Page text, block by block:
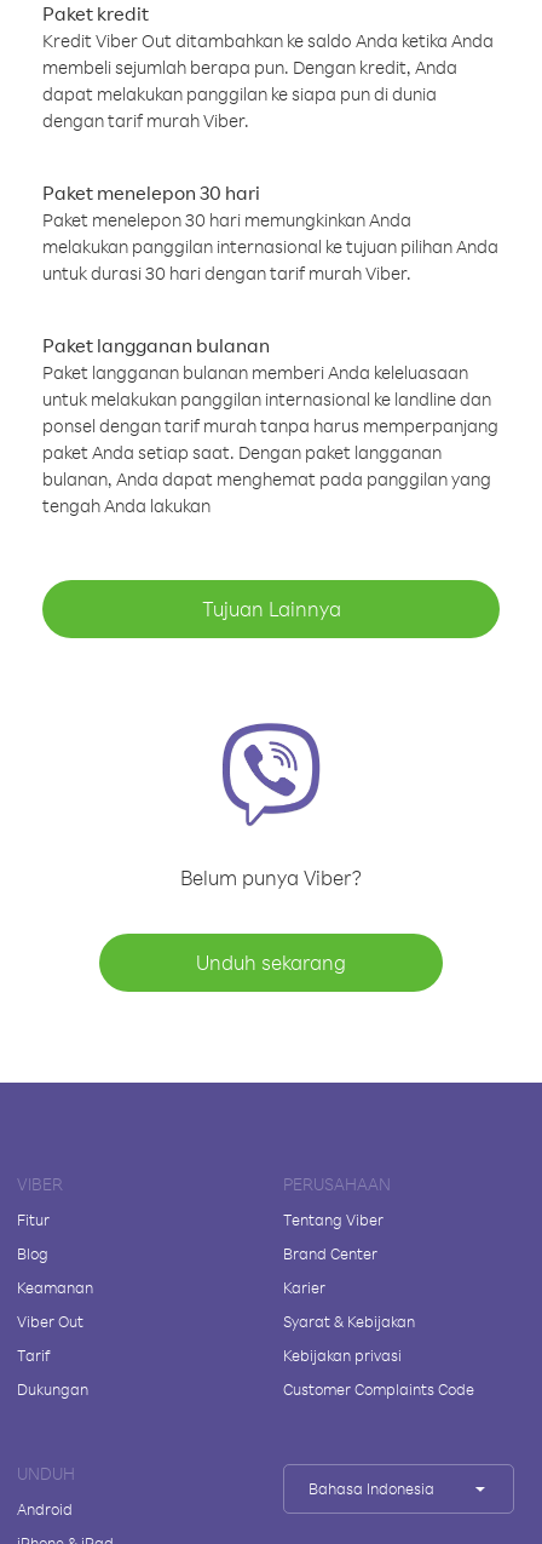
Paket kredit
Kredit Viber Out ditambahkan ke saldo Anda ketika Anda
membeli sejumlah berapa pun. Dengan kredit, Anda
dapat melakukan panggilan ke siapa pun di dunia
dengan tarif murah Viber.
Paket menelepon 30 hari
Paket menelepon 30 hari memungkinkan Anda
melakukan panggilan internasional ke tujuan pilihan Anda
untuk durasi 30 hari dengan tarif murah Viber.
Paket langganan bulanan
Paket langganan bulanan memberi Anda keleluasaan
untuk melakukan panggilan internasional ke landline dan
ponsel dengan tarif murah tanpa harus memperpanjang
paket Anda setiap saat. Dengan paket langganan
bulanan, Anda dapat menghemat pada panggilan yang
tengah Anda lakukan
Tujuan Lainnya
Belum punya Viber?
Unduh sekarang
VIBER
Fitur
Blog
Keamanan
Viber Out
Tarif
Dukungan
PERUSAHAAN
Tentang Viber
Brand Center
Karier
Syarat & Kebijakan
Kebijakan privasi
Customer Complaints Code
UNDUH
Android
Bahasa Indonesia